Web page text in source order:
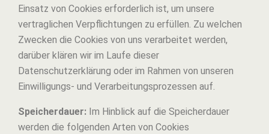
Einsatz von Cookies erforderlich ist, um unsere
vertraglichen Verpflichtungen zu erfüllen. Zu welchen
Zwecken die Cookies von uns verarbeitet werden,
darüber klären wir im Laufe dieser
Datenschutzerklärung oder im Rahmen von unseren
Einwilligungs- und Verarbeitungsprozessen auf.
Speicherdauer: Im Hinblick auf die Speicherdauer
werden die folgenden Arten von Cookies